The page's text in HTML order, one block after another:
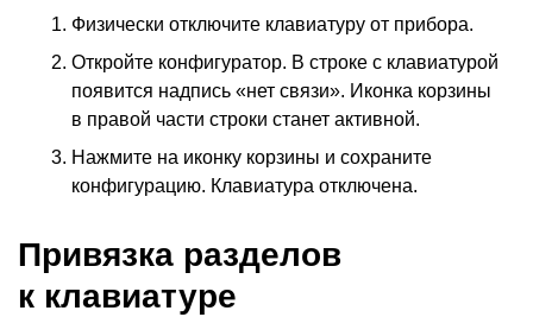
Физически отключите клавиатуру от прибора.
Откройте конфигуратор. В строке с клавиатурой
появится надпись «нет связи». Иконка корзины
в правой части строки станет активной.
Нажмите на иконку корзины и сохраните
конфигурацию. Клавиатура отключена.
Привязка разделов
к клавиатуре